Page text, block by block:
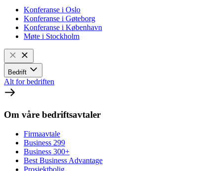
Konferanse i Oslo
Konferanse i Gøteborg
Konferanse i København
Møte i Stockholm
Bedrift
Alt for bedriften
Om våre bedriftsavtaler
Firmaavtale
Business 299
Business 300+
Best Business Advantage
Prosjektbolig